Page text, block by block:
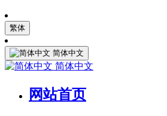
繁体
简体中文
简体中文
网站首页